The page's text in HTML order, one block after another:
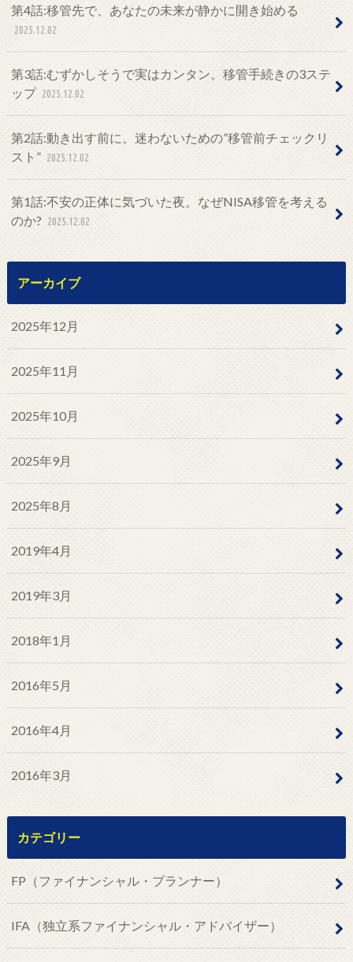
第4話:移管先で、あなたの未来が静かに開き始める
2025.12.02
第3話:むずかしそうで実はカンタン。移管手続きの3ステ
ップ 2025.12.02
第2話:動き出す前に。迷わないための”移管前チェックリ
スト” 2025.12.02
第1話:不安の正体に気づいた夜。なぜNISA移管を考える
のか? 2025.12.02
アーカイブ
2025年12月
2025年11月
2025年10月
2025年9月
2025年8月
2019年4月
2019年3月
2018年1月
2016年5月
2016年4月
2016年3月
カテゴリー
FP（ファイナンシャル・プランナー）
IFA（独立系ファイナンシャル・アドバイザー）